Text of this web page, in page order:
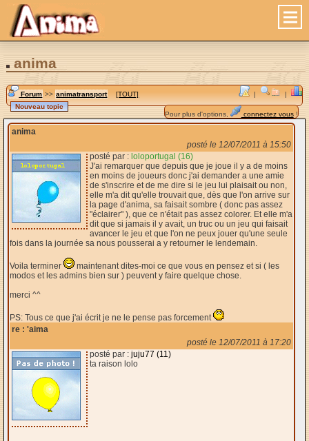
anima
| |
Forum >>animatransport [TOUT]
Pour plus d'options, connectez vous!
anima
posté le 12/07/2011 à 15:50
posté par : loloportugal (16)
J'ai remarquer que depuis que je joue il y a de moins
en moins de joueurs donc j'ai demander a une amie
de s'inscrire et de me dire si le jeu lui plaisait ou non,
elle m'a dit qu'elle trouvait que, dès que l'on arrive sur
la page d'anima, sa faisait sombre ( donc pas assez
"éclairer" ), que ce n'était pas assez colorer. Et elle m'a
dit que si jamais il y avait, un truc ou un jeu qui faisait
avancer le jeu et que l'on ne peux jouer qu'une seule
fois dans la journée sa nous pousserai a y retourner le lendemain.
Voila terminer
maintenant dites-moi ce que vous en pensez et si ( les
modos et les admins bien sur ) peuvent y faire quelque chose.
merci ^^
PS: Tous ce que j'ai écrit je ne le pense pas forcement
re : 'aima
posté le 12/07/2011 à 17:20
posté par : juju77 (11)
ta raison lolo